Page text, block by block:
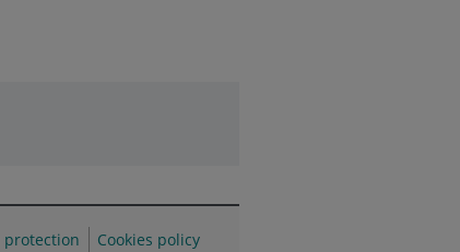
protection Cookies policy